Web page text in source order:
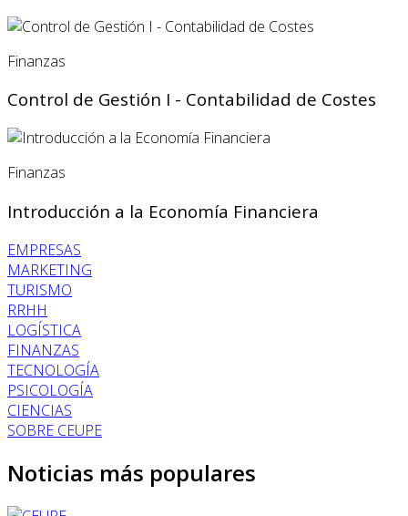
Finanzas
Control de Gestión I - Contabilidad de Costes
Finanzas
Introducción a la Economía Financiera
EMPRESAS
MARKETING
TURISMO
RRHH
LOGÍSTICA
FINANZAS
TECNOLOGÍA
PSICOLOGÍA
CIENCIAS
SOBRE CEUPE
Noticias más populares